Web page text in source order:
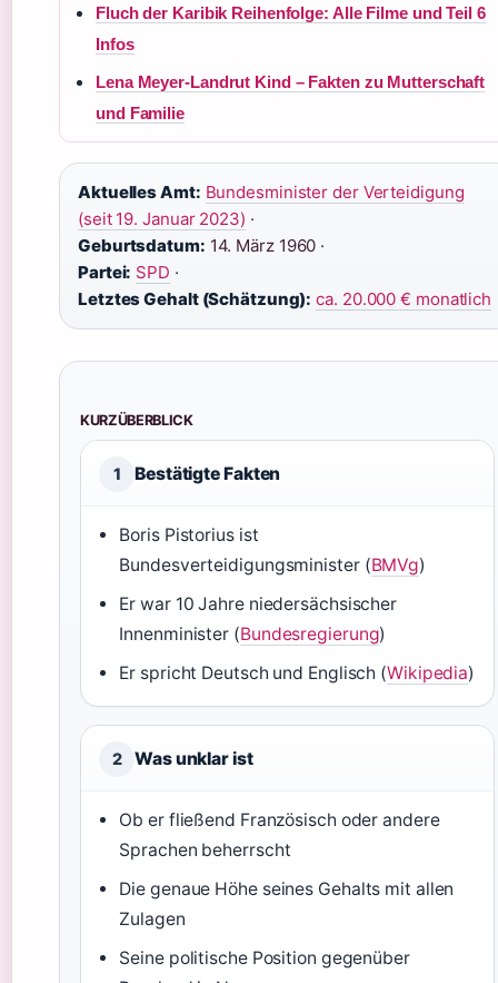
Fluch der Karibik Reihenfolge: Alle Filme und Teil 6
Infos
Lena Meyer-Landrut Kind – Fakten zu Mutterschaft
und Familie
Aktuelles Amt: Bundesminister der Verteidigung
(seit 19. Januar 2023) ·
Geburtsdatum: 14. März 1960 ·
Partei: SPD ·
Letztes Gehalt (Schätzung): ca. 20.000 € monatlich
KURZÜBERBLICK
1 Bestätigte Fakten
Boris Pistorius ist
Bundesverteidigungsminister (BMVg)
Er war 10 Jahre niedersächsischer
Innenminister (Bundesregierung)
Er spricht Deutsch und Englisch (Wikipedia)
2 Was unklar ist
Ob er fließend Französisch oder andere
Sprachen beherrscht
Die genaue Höhe seines Gehalts mit allen
Zulagen
Seine politische Position gegenüber